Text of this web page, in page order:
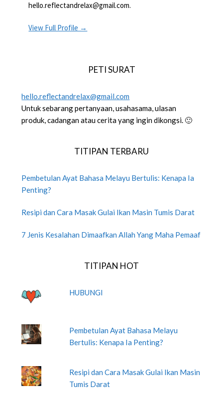
hello.reflectandrelax@gmail.com.
View Full Profile →
PETI SURAT
hello.reflectandrelax@gmail.com
Untuk sebarang pertanyaan, usahasama, ulasan
produk, cadangan atau cerita yang ingin dikongsi. 🙂
TITIPAN TERBARU
Pembetulan Ayat Bahasa Melayu Bertulis: Kenapa Ia
Penting?
Resipi dan Cara Masak Gulai Ikan Masin Tumis Darat
7 Jenis Kesalahan Dimaafkan Allah Yang Maha Pemaaf
TITIPAN HOT
HUBUNGI
Pembetulan Ayat Bahasa Melayu
Bertulis: Kenapa Ia Penting?
Resipi dan Cara Masak Gulai Ikan Masin
Tumis Darat